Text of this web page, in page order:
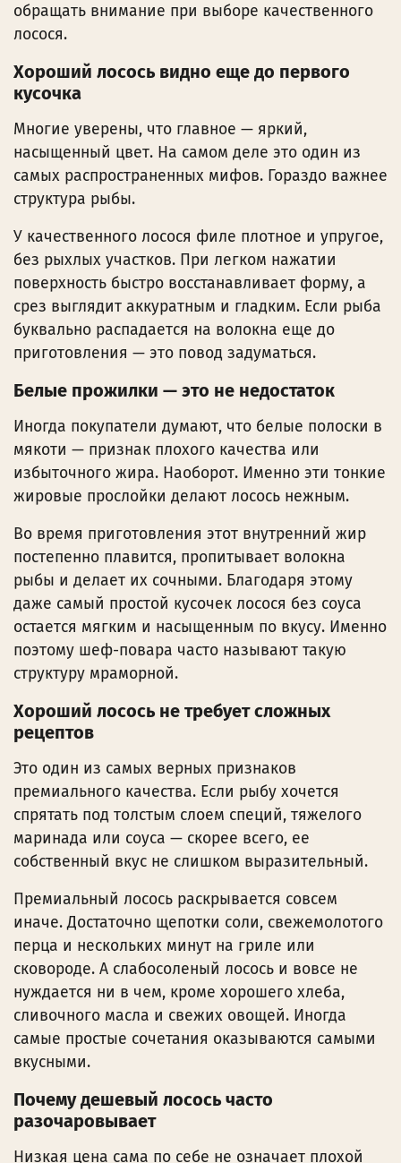
обращать внимание при выборе качественного
лосося.
Хороший лосось видно еще до первого
кусочка
Многие уверены, что главное — яркий,
насыщенный цвет. На самом деле это один из
самых распространенных мифов. Гораздо важнее
структура рыбы.
У качественного лосося филе плотное и упругое,
без рыхлых участков. При легком нажатии
поверхность быстро восстанавливает форму, а
срез выглядит аккуратным и гладким. Если рыба
буквально распадается на волокна еще до
приготовления — это повод задуматься.
Белые прожилки — это не недостаток
Иногда покупатели думают, что белые полоски в
мякоти — признак плохого качества или
избыточного жира. Наоборот. Именно эти тонкие
жировые прослойки делают лосось нежным.
Во время приготовления этот внутренний жир
постепенно плавится, пропитывает волокна
рыбы и делает их сочными. Благодаря этому
даже самый простой кусочек лосося без соуса
остается мягким и насыщенным по вкусу. Именно
поэтому шеф-повара часто называют такую
структуру мраморной.
Хороший лосось не требует сложных
рецептов
Это один из самых верных признаков
премиального качества. Если рыбу хочется
спрятать под толстым слоем специй, тяжелого
маринада или соуса — скорее всего, ее
собственный вкус не слишком выразительный.
Премиальный лосось раскрывается совсем
иначе. Достаточно щепотки соли, свежемолотого
перца и нескольких минут на гриле или
сковороде. А слабосоленый лосось и вовсе не
нуждается ни в чем, кроме хорошего хлеба,
сливочного масла и свежих овощей. Иногда
самые простые сочетания оказываются самыми
вкусными.
Почему дешевый лосось часто
разочаровывает
Низкая цена сама по себе не означает плохой